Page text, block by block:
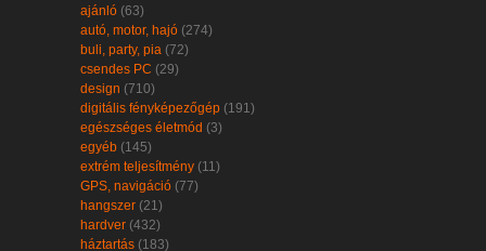
ajánló (63)
autó, motor, hajó (274)
buli, party, pia (72)
csendes PC (29)
design (710)
digitális fényképezőgép (191)
egészséges életmód (3)
egyéb (145)
extrém teljesítmény (11)
GPS, navigáció (77)
hangszer (21)
hardver (432)
háztartás (183)